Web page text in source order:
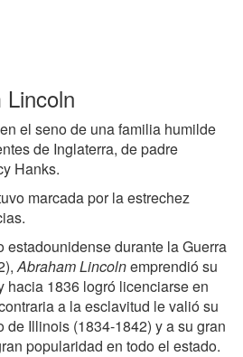
el seno de una familia humilde
de Inglaterra, de padre
Hanks.
marcada por la estrechez
estadounidense durante la Guerra
Abraham Lincolnemprendió su
hacia 1836 logró licenciarse en
a la esclavitud le valió su
de Illinois (1834-1842) y a su gran
popularidad en todo el estado.